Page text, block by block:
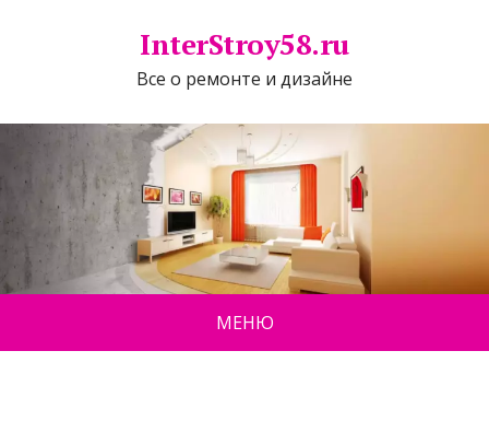
InterStroy58.ru
Все о ремонте и дизайне
МЕНЮ